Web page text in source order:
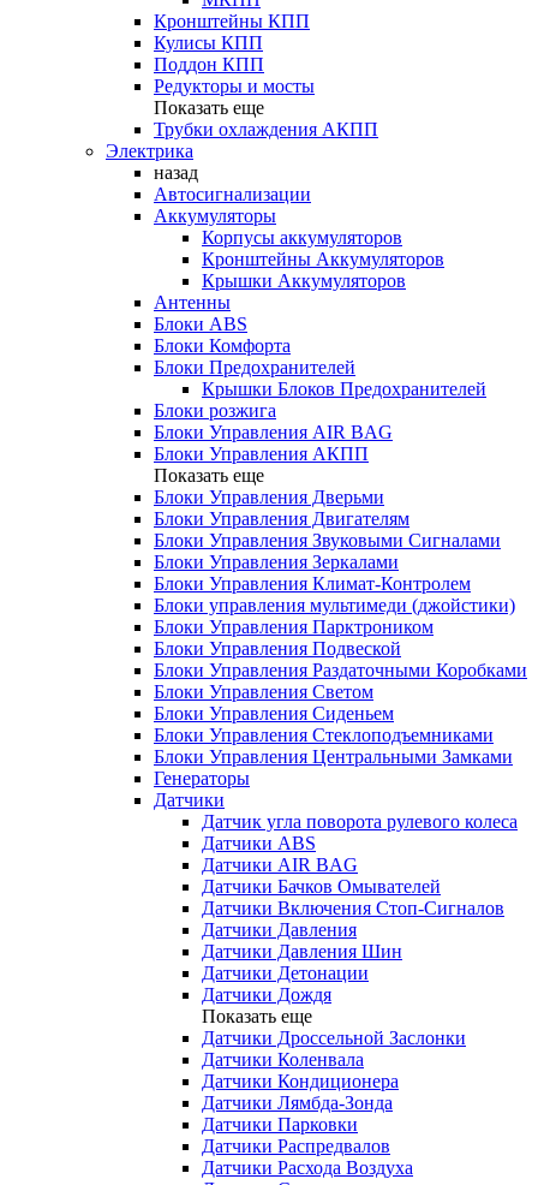
Кронштейны КПП
Кулисы КПП
Поддон КПП
Редукторы и мосты
Показать еще
Трубки охлаждения АКПП
Электрика
назад
Автосигнализации
Аккумуляторы
Корпусы аккумуляторов
Кронштейны Аккумуляторов
Крышки Аккумуляторов
Антенны
Блоки ABS
Блоки Комфорта
Блоки Предохранителей
Крышки Блоков Предохранителей
Блоки розжига
Блоки Управления AIR BAG
Блоки Управления АКПП
Показать еще
Блоки Управления Дверьми
Блоки Управления Двигателям
Блоки Управления Звуковыми Сигналами
Блоки Управления Зеркалами
Блоки Управления Климат-Контролем
Блоки управления мультимеди (джойстики)
Блоки Управления Парктроником
Блоки Управления Подвеской
Блоки Управления Раздаточными Коробками
Блоки Управления Светом
Блоки Управления Сиденьем
Блоки Управления Стеклоподъемниками
Блоки Управления Центральными Замками
Генераторы
Датчики
Датчик угла поворота рулевого колеса
Датчики ABS
Датчики AIR BAG
Датчики Бачков Омывателей
Датчики Включения Стоп-Сигналов
Датчики Давления
Датчики Давления Шин
Датчики Детонации
Датчики Дождя
Показать еще
Датчики Дроссельной Заслонки
Датчики Коленвала
Датчики Кондиционера
Датчики Лямбда-Зонда
Датчики Парковки
Датчики Распредвалов
Датчики Расхода Воздуха